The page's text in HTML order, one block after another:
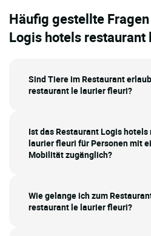
Häufig gestellte
Logis hotels
Sind Tiere im Restaurant
restaurant le laurier fleuri?
Ist das Restaurant Logis
laurier fleuri für Personen mit
Mobilität zugänglich?
Wie gelange ich zum
restaurant le laurier fleuri?